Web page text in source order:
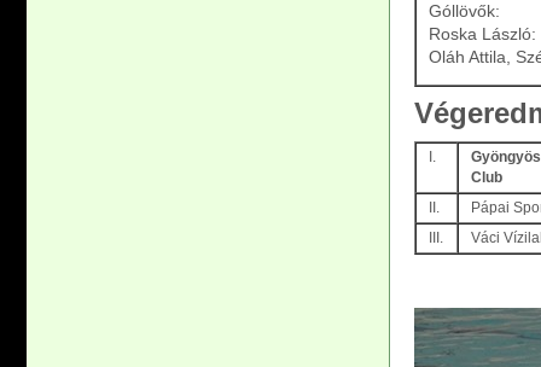
Góllövők:
Roska
Oláh Attila,
I.
Club
II.
Pápai
III.
Váci